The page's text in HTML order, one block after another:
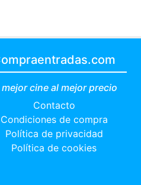
mejor cine al mejor precio
Contacto
Condiciones de compra
Política de privacidad
Política de cookies